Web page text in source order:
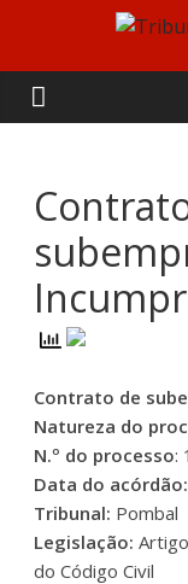
content
da
de
Contrato de
Natureza do
N.º do processo:
Data do acórdão:
Tribunal: Pombal
Legislação:
do Código Civil